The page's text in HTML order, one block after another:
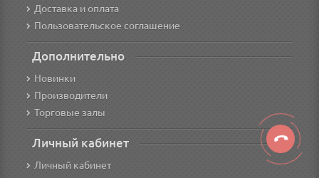
Доставка и оплата
Пользовательское соглашение
Дополнительно
Новинки
Производители
Торговые залы
Личный кабинет
Личный кабинет